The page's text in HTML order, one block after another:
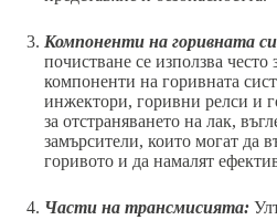
Компоненти на горивната
почистване се използва често
компоненти на горивната
инжектори, горивни релси и
за отстраняването на лак,
замърсители, които могат да
горивото и да намалят
Части на трансмисията: